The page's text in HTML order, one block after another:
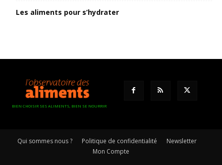
Les aliments pour s’hydrater
BIEN CHOISIR SES ALIMENTS, BIEN SE NOURRIR
Qui sommes nous ? Politique de confidentialité
Newsletter
Mon Compte